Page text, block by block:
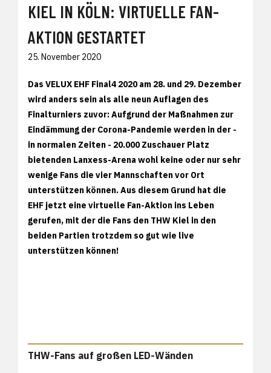
KIEL IN KÖLN: VIRTUELLE FAN-
AKTION GESTARTET
25. November 2020
Das VELUX EHF Final4 2020 am 28. und 29. Dezember
wird anders sein als alle neun Auflagen des
Finalturniers zuvor: Aufgrund der Maßnahmen zur
Eindämmung der Corona-Pandemie werden in der -
in normalen Zeiten - 20.000 Zuschauer Platz
bietenden Lanxess-Arena wohl keine oder nur sehr
wenige Fans die vier Mannschaften vor Ort
unterstützen können. Aus diesem Grund hat die
EHF jetzt eine virtuelle Fan-Aktion ins Leben
gerufen, mit der die Fans den THW Kiel in den
beiden Partien trotzdem so gut wie live
unterstützen können!
THW-Fans auf großen LED-Wänden